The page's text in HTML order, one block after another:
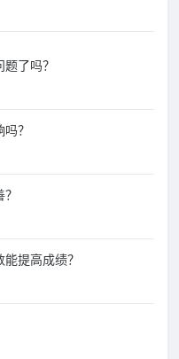
了吗？
？
提高成绩？